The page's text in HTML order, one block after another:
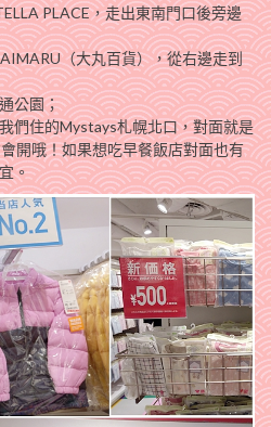
PLACE，走出東南門口後旁邊
（大丸百貨），從右邊走到
公園；
們住的Mystays札幌北口，對面就是
開哦！如果想吃早餐飯店對面也有
。